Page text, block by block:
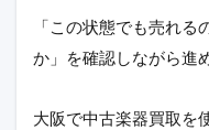
「この状態でも売れ
か」を確認しながら進
大阪で中古楽器買取を